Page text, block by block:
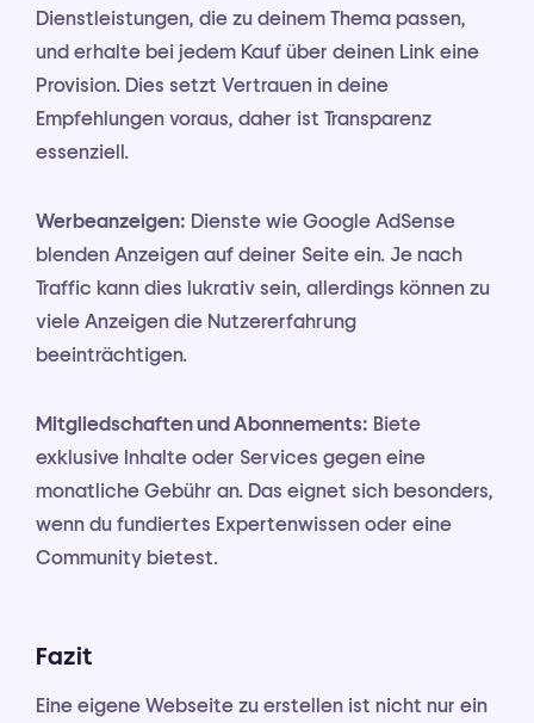
Dienstleistungen, die zu deinem Thema passen,
und erhalte bei jedem Kauf über deinen Link eine
Provision. Dies setzt Vertrauen in deine
Empfehlungen voraus, daher ist Transparenz
essenziell.
Werbeanzeigen: Dienste wie Google AdSense
blenden Anzeigen auf deiner Seite ein. Je nach
Traffic kann dies lukrativ sein, allerdings können zu
viele Anzeigen die Nutzererfahrung
beeinträchtigen.
Mitgliedschaften und Abonnements: Biete
exklusive Inhalte oder Services gegen eine
monatliche Gebühr an. Das eignet sich besonders,
wenn du fundiertes Expertenwissen oder eine
Community bietest.
Fazit
Eine eigene Webseite zu erstellen ist nicht nur ein